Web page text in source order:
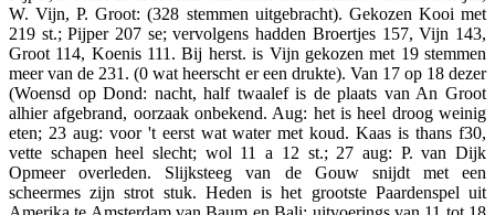
W. Vijn, P. Groot: (328 stemmen uitgebracht). Gekozen Kooi met
219 st.; Pijper 207 se; vervolgens hadden Broertjes 157, Vijn 143,
Groot 114, Koenis 111. Bij herst. is Vijn gekozen met 19 stemmen
meer van de 231. (0 wat heerscht er een drukte). Van 17 op 18 dezer
(Woensd op Dond: nacht, half twaalef is de plaats van An Groot
alhier afgebrand, oorzaak onbekend. Aug: het is heel droog weinig
eten; 23 aug: voor 't eerst wat water met koud. Kaas is thans f30,
vette schapen heel slecht; wol 11 a 12 st.; 27 aug: P. van Dijk
Opmeer overleden. Slijksteeg van de Gouw snijdt met een
scheermes zijn strot stuk. Heden is het grootste Paardenspel uit